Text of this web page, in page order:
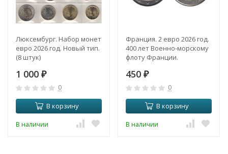
Люксембург. Набор монет
евро 2026 год. Новый тип.
(8 штук)
1 000 ₽
0
В корзину
В наличии
Франция. 2 евро 2026 год.
400 лет Военно-морскому
флоту Франции.
450 ₽
0
В корзину
В наличии